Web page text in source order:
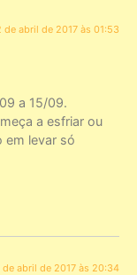
de abril de 2017 às 01:53
a 15/09.
a esfriar ou
em levar só
de abril de 2017 às 20:34